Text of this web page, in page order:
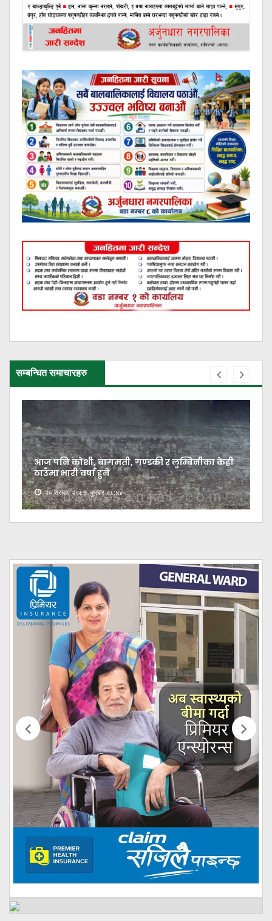
सम्बन्धित समाचारहरु
आज पनि कोशी, बागमती, गण्डकी र लुम्बिनीका केही
ठाउँमा भारी वर्षा हुने
२० श्रावण २०८३, बुधबार ०८:५४